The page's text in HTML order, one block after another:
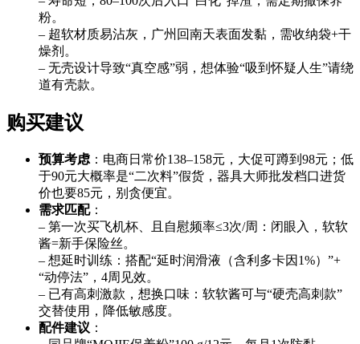
粉。
– 超软材质易沾灰，广州回南天表面发黏，需收纳袋+干
燥剂。
– 无壳设计导致“真空感”弱，想体验“吸到怀疑人生”请绕
道有壳款。
购买建议
预算考虑 ：电商日常价138–158元，大促可蹲到98元；低
于90元大概率是“二次料”假货，器具大师批发档口进货
价也要85元，别贪便宜。
需求匹配：
– 第一次买飞机杯、且自慰频率≤3次/周：闭眼入，软软
酱=新手保险丝。
– 想延时训练：搭配“延时润滑液（含利多卡因1%）”+
“动停法”，4周见效。
– 已有高刺激款，想换口味：软软酱可与“硬壳高刺款”
交替使用，降低敏感度。
配件建议 ：